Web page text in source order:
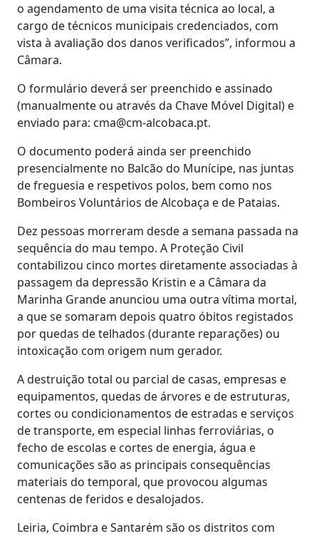
o agendamento de uma visita técnica ao local, a
cargo de técnicos municipais credenciados, com
vista à avaliação dos danos verificados”, informou a
Câmara.
O formulário deverá ser preenchido e assinado
(manualmente ou através da Chave Móvel Digital) e
enviado para: cma@cm-alcobaca.pt.
O documento poderá ainda ser preenchido
presencialmente no Balcão do Munícipe, nas juntas
de freguesia e respetivos polos, bem como nos
Bombeiros Voluntários de Alcobaça e de Pataias.
Dez pessoas morreram desde a semana passada na
sequência do mau tempo. A Proteção Civil
contabilizou cinco mortes diretamente associadas à
passagem da depressão Kristin e a Câmara da
Marinha Grande anunciou uma outra vítima mortal,
a que se somaram depois quatro óbitos registados
por quedas de telhados (durante reparações) ou
intoxicação com origem num gerador.
A destruição total ou parcial de casas, empresas e
equipamentos, quedas de árvores e de estruturas,
cortes ou condicionamentos de estradas e serviços
de transporte, em especial linhas ferroviárias, o
fecho de escolas e cortes de energia, água e
comunicações são as principais consequências
materiais do temporal, que provocou algumas
centenas de feridos e desalojados.
Leiria, Coimbra e Santarém são os distritos com